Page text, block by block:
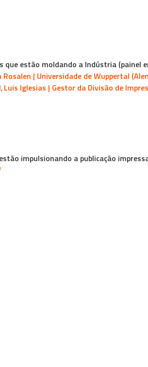
que estão moldando a Indústria (painel
Rosalen | Universidade de Wuppertal
,Luis Iglesias | Gestor da Divisão de
impulsionando a publicação